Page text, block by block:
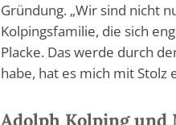
Gründung. „Wir sind nicht
Kolpingsfamilie, die sich
Placke. Das werde durch
habe, hat es mich mit